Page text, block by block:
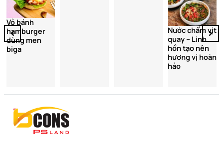
Vỏ bánh
hamburger
dùng men
biga
Nước chấm vịt
quay – Linh
hồn tạo nên
hương vị hoàn
hảo